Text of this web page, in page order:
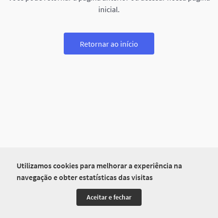
Utilizamos cookies para melhorar a experiência na
navegação e obter estatísticas das visitas
Aceitar e fechar
inicial.
Retornar ao início